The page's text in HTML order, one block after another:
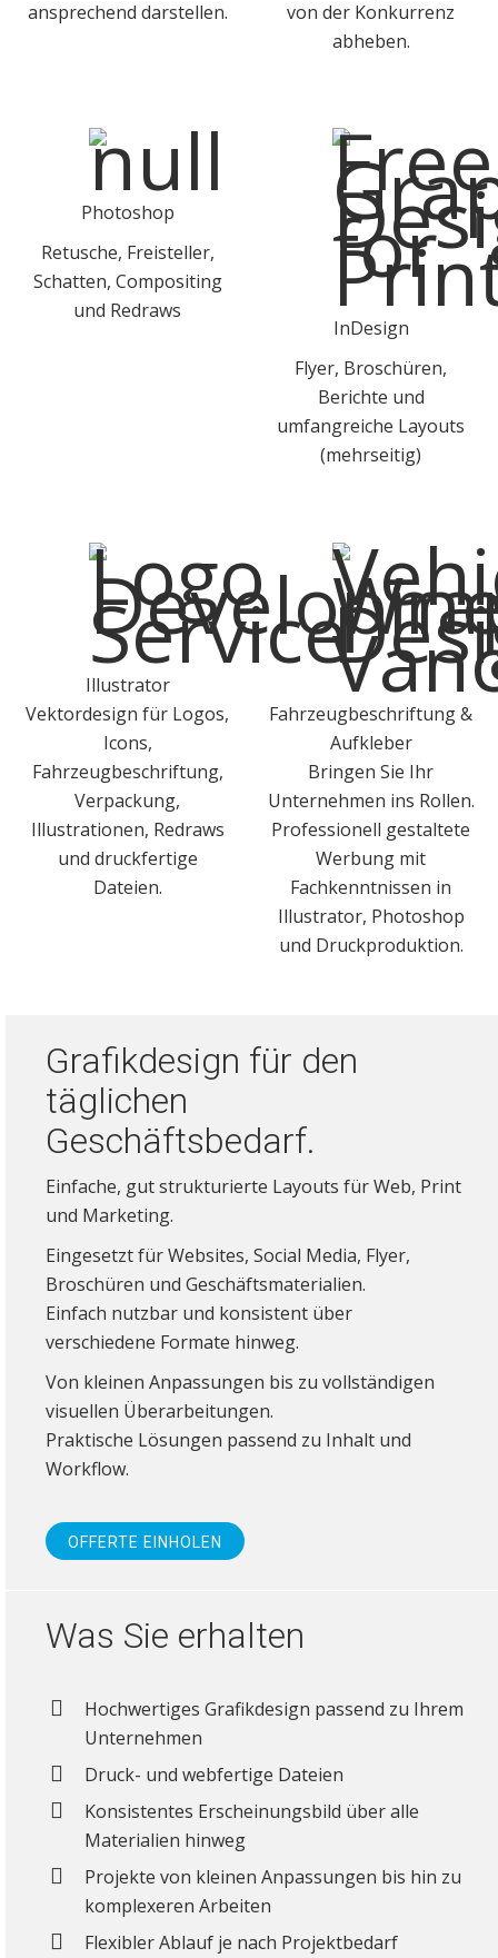
ansprechend darstellen.
von der Konkurrenz
abheben.
Photoshop
Retusche, Freisteller,
Schatten, Compositing
und Redraws
InDesign
Flyer, Broschüren,
Berichte und
umfangreiche Layouts
(mehrseitig)
Illustrator
Vektordesign für Logos,
Icons,
Fahrzeugbeschriftung,
Verpackung,
Illustrationen, Redraws
und druckfertige
Dateien.
Fahrzeugbeschriftung &
Aufkleber
Bringen Sie Ihr
Unternehmen ins Rollen.
Professionell gestaltete
Werbung mit
Fachkenntnissen in
Illustrator, Photoshop
und Druckproduktion.
Grafikdesign für den
täglichen
Geschäftsbedarf.
Einfache, gut strukturierte Layouts für Web, Print
und Marketing.
Eingesetzt für Websites, Social Media, Flyer,
Broschüren und Geschäftsmaterialien.
Einfach nutzbar und konsistent über
verschiedene Formate hinweg.
Von kleinen Anpassungen bis zu vollständigen
visuellen Überarbeitungen.
Praktische Lösungen passend zu Inhalt und
Workflow.
OFFERTE EINHOLEN
Was Sie erhalten
Hochwertiges Grafikdesign passend zu Ihrem
Unternehmen
Druck- und webfertige Dateien
Konsistentes Erscheinungsbild über alle
Materialien hinweg
Projekte von kleinen Anpassungen bis hin zu
komplexeren Arbeiten
Flexibler Ablauf je nach Projektbedarf